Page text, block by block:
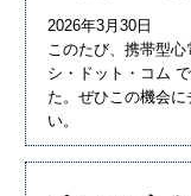
2026年3月30日
このたび、携帯型
シ・ドット・コム
た。ぜひこの機会
い。